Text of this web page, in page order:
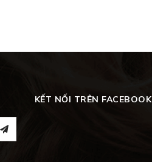
KẾT NỐI TRÊN FACEBOOK